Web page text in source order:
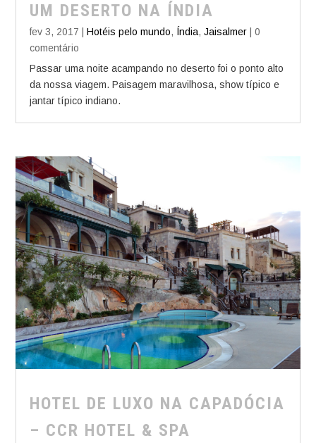
UM DESERTO NA ÍNDIA
fev 3, 2017 |Hotéis pelo mundo, Índia,Jaisalmer | 0
comentário
Passar uma noite acampando no deserto foi o ponto alto
da nossa viagem. Paisagem maravilhosa, show típico e
jantar típico indiano.
HOTEL DE LUXO NA CAPADÓCIA
– CCR HOTEL & SPA